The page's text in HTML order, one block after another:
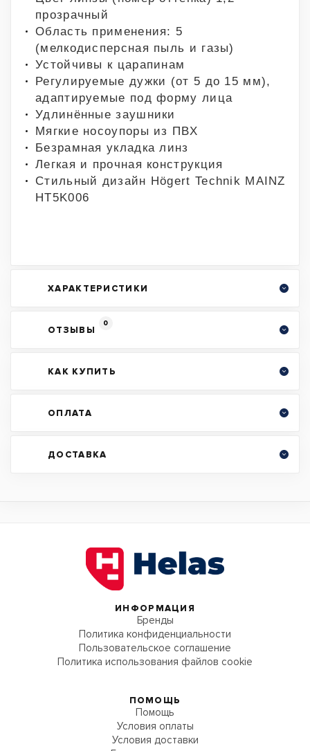
прозрачный
Область применения: 5
(мелкодисперсная пыль и газы)
Устойчивы к царапинам
Регулируемые дужки (от 5 до 15 мм),
адаптируемые под форму лица
Удлинённые заушники
Мягкие носоупоры из ПВХ
Безрамная укладка линз
Легкая и прочная конструкция
Стильный дизайн Högert Technik MAINZ
HT5K006
ХАРАКТЕРИСТИКИ
ОТЗЫВЫ
0
КАК КУПИТЬ
ОПЛАТА
ДОСТАВКА
ИНФОРМАЦИЯ
Бренды
Политика конфиденциальности
Пользовательское соглашение
Политика использования файлов cookie
ПОМОЩЬ
Помощь
Условия оплаты
Условия доставки